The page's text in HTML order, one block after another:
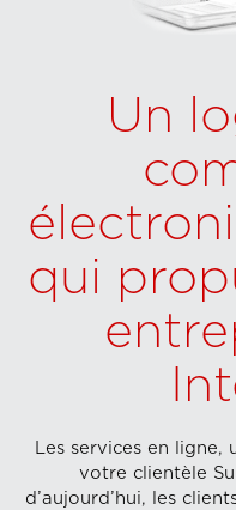
Un
qui
Les services en
votre clientèle
d’aujourd’hui, les